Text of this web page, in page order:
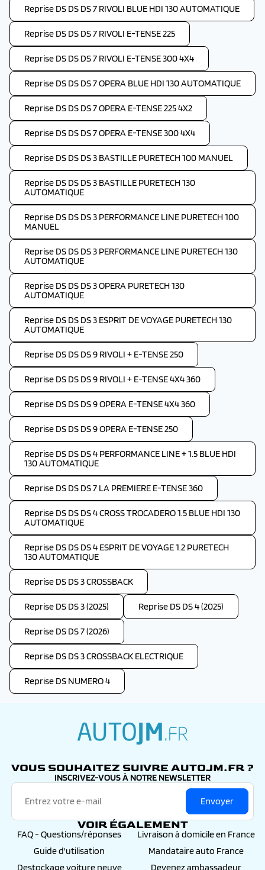
Reprise DS DS DS 7 RIVOLI BLUE HDI 130 AUTOMATIQUE
Reprise DS DS DS 7 RIVOLI E-TENSE 225
Reprise DS DS DS 7 RIVOLI E-TENSE 300 4X4
Reprise DS DS DS 7 OPERA BLUE HDI 130 AUTOMATIQUE
Reprise DS DS DS 7 OPERA E-TENSE 225 4X2
Reprise DS DS DS 7 OPERA E-TENSE 300 4X4
Reprise DS DS DS 3 BASTILLE PURETECH 100 MANUEL
Reprise DS DS DS 3 BASTILLE PURETECH 130
AUTOMATIQUE
Reprise DS DS DS 3 PERFORMANCE LINE PURETECH 100
MANUEL
Reprise DS DS DS 3 PERFORMANCE LINE PURETECH 130
AUTOMATIQUE
Reprise DS DS DS 3 OPERA PURETECH 130
AUTOMATIQUE
Reprise DS DS DS 3 ESPRIT DE VOYAGE PURETECH 130
AUTOMATIQUE
Reprise DS DS DS 9 RIVOLI + E-TENSE 250
Reprise DS DS DS 9 RIVOLI + E-TENSE 4X4 360
Reprise DS DS DS 9 OPERA E-TENSE 4X4 360
Reprise DS DS DS 9 OPERA E-TENSE 250
Reprise DS DS DS 4 PERFORMANCE LINE + 1.5 BLUE HDI
130 AUTOMATIQUE
Reprise DS DS DS 7 LA PREMIERE E-TENSE 360
Reprise DS DS DS 4 CROSS TROCADERO 1.5 BLUE HDI 130
AUTOMATIQUE
Reprise DS DS DS 4 ESPRIT DE VOYAGE 1.2 PURETECH
130 AUTOMATIQUE
Reprise DS DS 3 CROSSBACK
Reprise DS DS 3 (2025) Reprise DS DS 4 (2025)
Reprise DS DS 7 (2026)
Reprise DS DS 3 CROSSBACK ELECTRIQUE
Reprise DS NUMERO 4
VOUS SOUHAITEZ SUIVRE AUTOJM.FR ?
INSCRIVEZ-VOUS À NOTRE NEWSLETTER
Envoyer
VOIR ÉGALEMENT
FAQ - Questions/réponses
Livraison à domicile en France
Guide d'utilisation
Mandataire auto France
Destockage voiture neuve
Devenez ambassadeur